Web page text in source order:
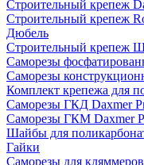
Строительный крепеж
Строительный крепеж
Дюбель
Строительный крепеж
Саморeзы
Саморезы
Комплект крепежа для
Саморезы ГКД Daxmer
Саморезы ГКМ Daxmer
Шайбы для
Гайки
Саморезы для кляммеров